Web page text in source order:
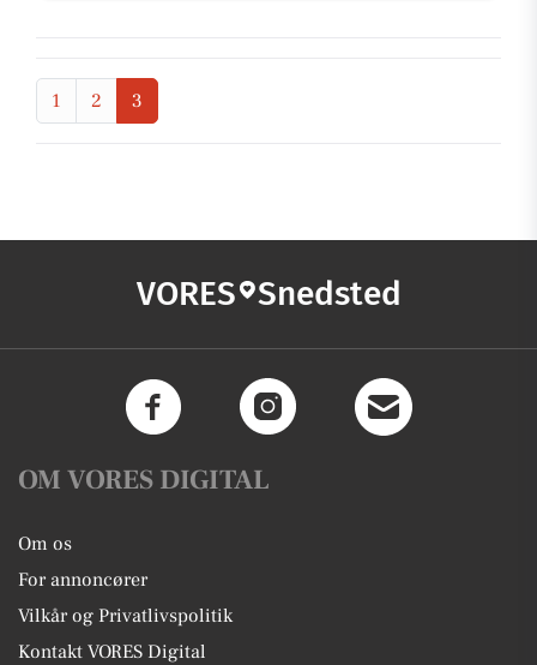
1 2 3
VORES Snedsted
OM VORES DIGITAL
Om os
For annoncører
Vilkår og Privatlivspolitik
Kontakt VORES Digital